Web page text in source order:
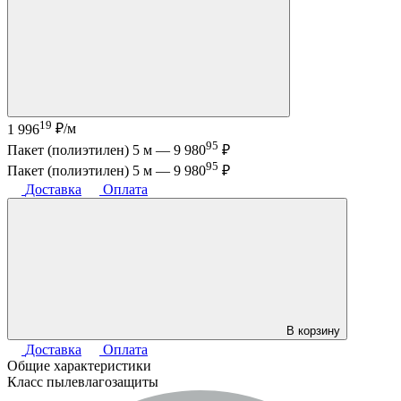
1 99619 ₽/м
Пакет (полиэтилен) 5 м — 9 98095 ₽
Пакет (полиэтилен) 5 м — 9 98095 ₽
Доставка
Оплата
В корзину
Доставка
Оплата
Общие характеристики
Класс пылевлагозащиты